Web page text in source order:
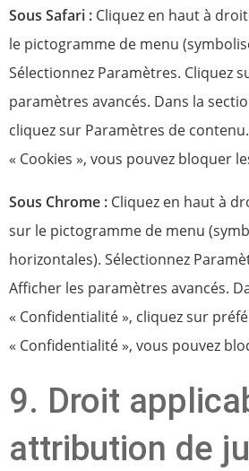
Sous Safari : Cliquez en haut à
le pictogramme de menu
Sélectionnez Paramètres. Cliquez
paramètres avancés. Dans la
cliquez sur Paramètres de
« Cookies », vous pouvez bloquer
Sous Chrome : Cliquez en haut à
sur le pictogramme de menu
horizontales). Sélectionnez
Afficher les paramètres avancés.
« Confidentialité », cliquez sur
« Confidentialité », vous pouvez
9. Droit
attribution de